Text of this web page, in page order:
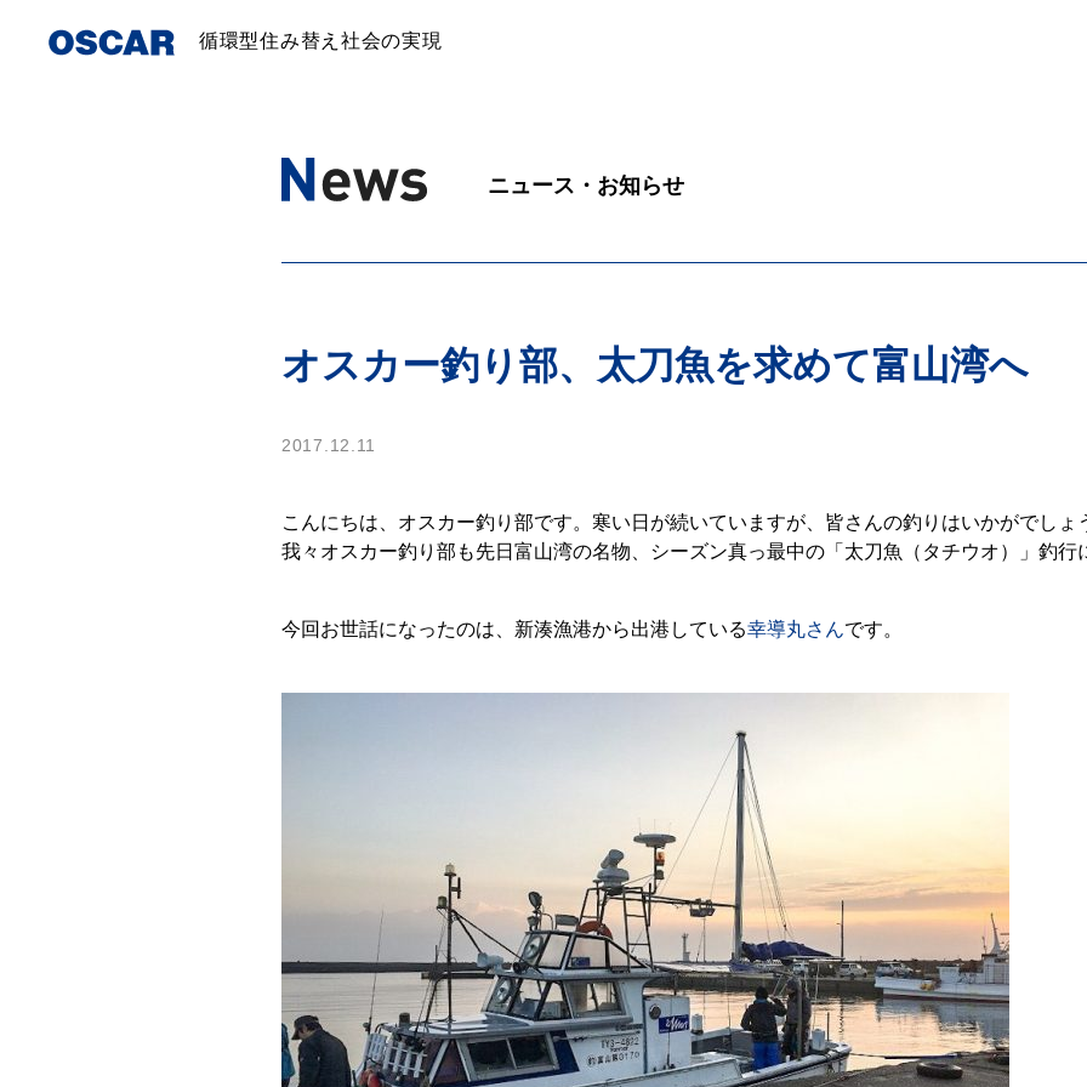
循環型住み替え社会の実現
ニュース・お知らせ
オスカー釣り部、太刀魚を求めて富山湾へ
2017.12.11
こんにちは、オスカー釣り部です。寒い日が続いていますが、皆さんの釣りはいかがでし
我々オスカー釣り部も先日富山湾の名物、シーズン真っ最中の「太刀魚（タチウオ）」釣行
今回お世話になったのは、新湊漁港から出港している幸導丸さんです。